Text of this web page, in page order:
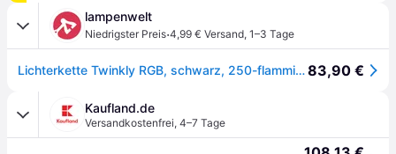
lampenwelt
Niedrigster Preis·4,99 € Versand, 1–3 Tage
Lichterkette Twinkly RGB, schwarz, 250-flammig 20m83,90 €
Kaufland.de
Versandkostenfrei, 4–7 Tage